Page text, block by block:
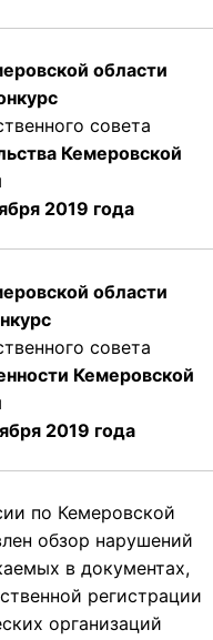
области
совета
Кемеровской
2019 года
области
совета
Кемеровской
2019 года
по Кемеровской
обзор нарушений
в документах,
регистрации
организаций